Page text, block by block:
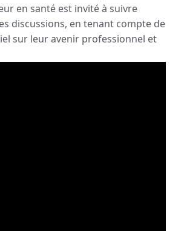
en santé est invité à suivre
discussions, en tenant compte de
sur leur avenir professionnel et